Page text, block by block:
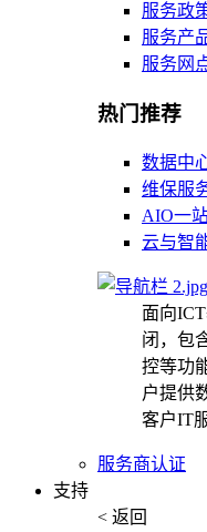
服务政
服务产
服务网
热门推荐
数据中
维保服
AIO一
云与智
面向
闭，包
控等功
户提供
客户IT
服务商认证
支持
< 返回